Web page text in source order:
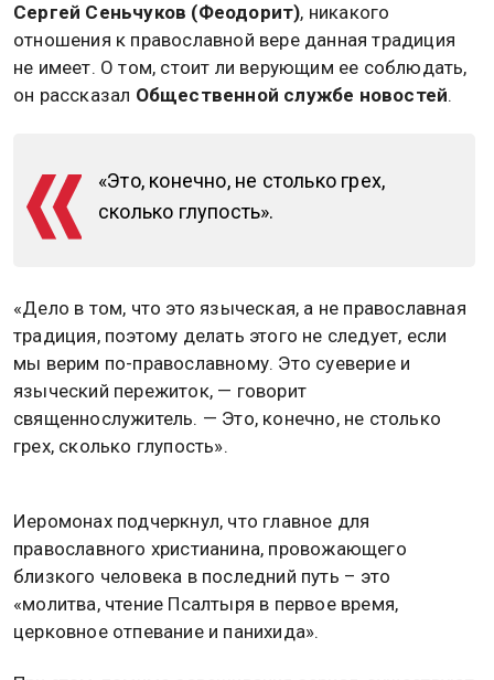
Сергей Сеньчуков (Феодорит), никакого
отношения к православной вере данная традиция
не имеет. О том, стоит ли верующим ее соблюдать,
он рассказал Общественной службе новостей.
«Это, конечно, не столько грех,
сколько глупость».
«Дело в том, что это языческая, а не православная
традиция, поэтому делать этого не следует, если
мы верим по-православному. Это суеверие и
языческий пережиток, — говорит
священнослужитель. — Это, конечно, не столько
грех, сколько глупость».
Иеромонах подчеркнул, что главное для
православного христианина, провожающего
близкого человека в последний путь – это
«молитва, чтение Псалтыря в первое время,
церковное отпевание и панихида».